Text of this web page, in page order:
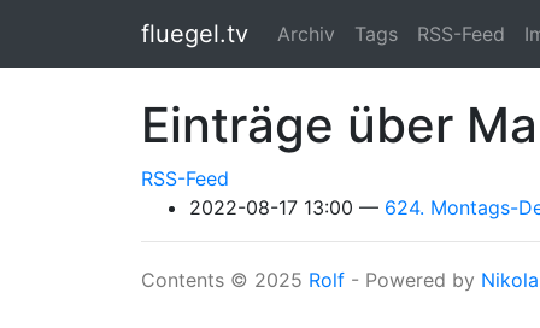
fluegel.tv Archiv Tags RSS-Feed
Einträge über
RSS-Feed
2022-08-17 13:00
624. Montags-
Contents © 2025 Rolf - Powered by Nikola